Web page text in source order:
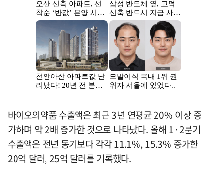
바이오의약품 수출액은 최근 3년 연평균 20% 이상 증
가하며 약 2배 증가한 것으로 나타났다. 올해 1·2분기
수출액은 전년 동기보다 각각 11.1%, 15.3% 증가한
20억 달러, 25억 달러를 기록했다.